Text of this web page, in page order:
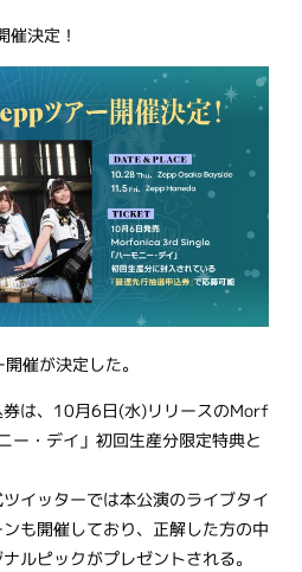
決定！
催が決定した。
券は、10月6日(水)リリースのMorf
・デイ」初回生産分限定特典と
イッターでは本公演のライブタイ
も開催しており、正解した方の中
ルピックがプレゼントされる。